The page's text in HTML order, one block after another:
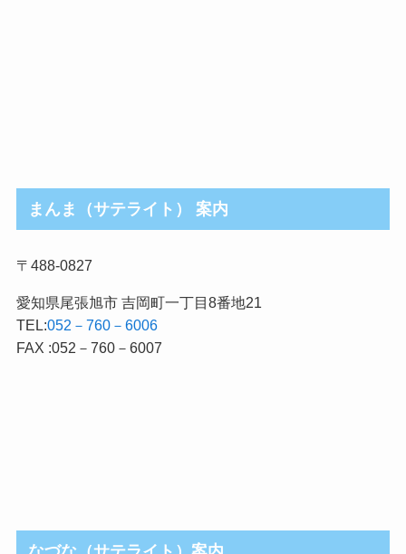
まんま（サテライト） 案内
〒488-0827
愛知県尾張旭市 吉岡町一丁目8番地21
TEL:052－760－6006
FAX :052－760－6007